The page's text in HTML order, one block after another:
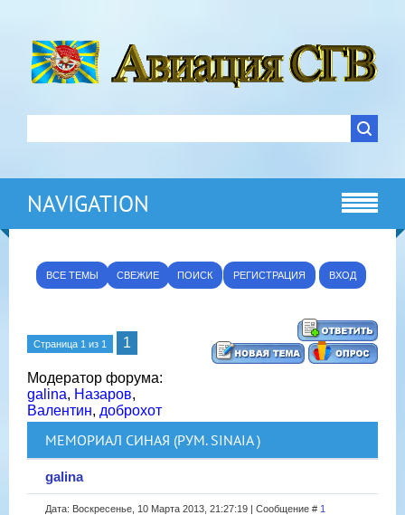
NAVIGATION
ВСЕ ТЕМЫ СВЕЖИЕ ПОИСК РЕГИСТРАЦИЯ ВХОД
Страница 1 из 1 1
Модератор форума:
galina, Назаров,
Валентин, доброхот
МЕМОРИАЛ СИНАЯ (РУМ. SINAIA )
galina
Дата: Воскресенье, 10 Марта 2013, 21:27:19 | Сообщение # 1